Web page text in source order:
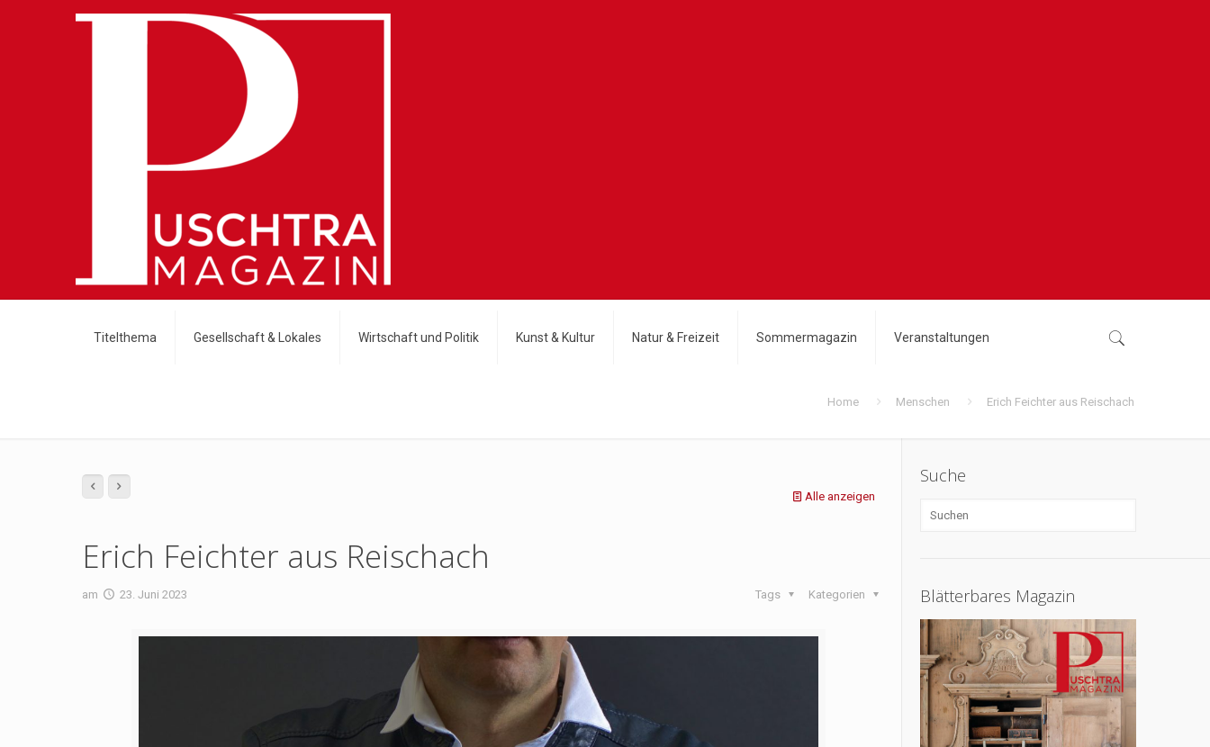
Titelthema Gesellschaft & Lokales Wirtschaft und Politik Kunst & Kultur Natur & Freizeit Sommermagazin Veranstaltungen
Home Menschen Erich Feichter aus Reischach
Alle anzeigen
Erich Feichter aus Reischach
am 23. Juni 2023 Kategorien
Tags
Suche
Blätterbares Magazin